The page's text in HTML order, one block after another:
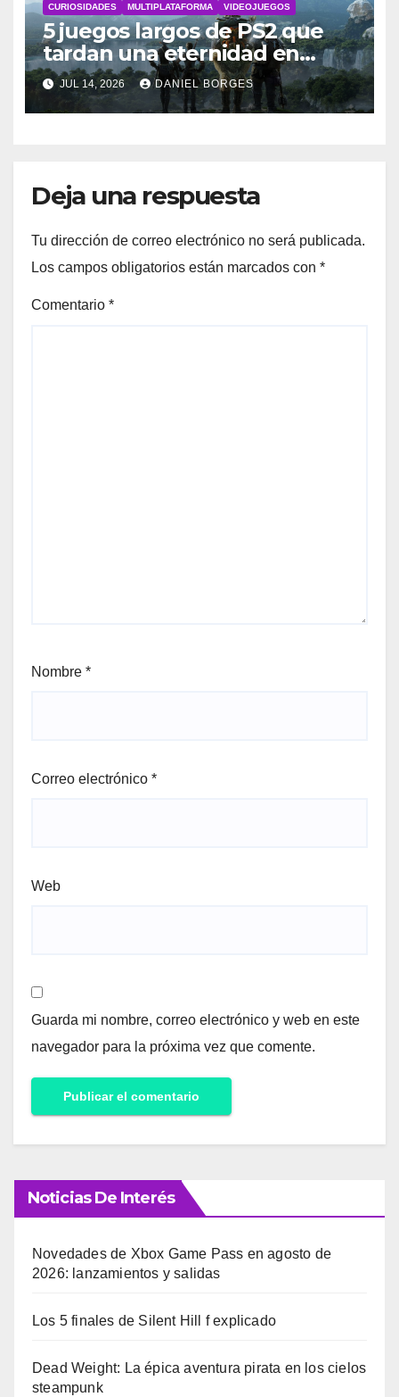
CURIOSIDADES MULTIPLATAFORMA VIDEOJUEGOS
5 juegos largos de PS2 que
tardan una eternidad en
completarse
JUL 14, 2026 DANIEL BORGES
Deja una respuesta
Tu dirección de correo electrónico no será publicada.
Los campos obligatorios están marcados con *
Comentario *
Nombre *
Correo electrónico *
Web
Guarda mi nombre, correo electrónico y web en este
navegador para la próxima vez que comente.
Noticias De Interés
Novedades de Xbox Game Pass en agosto de
2026: lanzamientos y salidas
Los 5 finales de Silent Hill f explicado
Dead Weight: La épica aventura pirata en los cielos
steampunk